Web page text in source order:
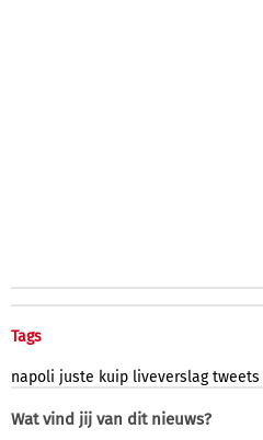
Tags
napoli juste kuip liveverslag tweets
Wat vind jij van dit nieuws?